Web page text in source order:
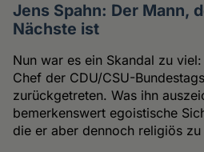
Jens Spahn: Der Mann,
Nächste ist
Nun war es ein Skandal zu
Chef der CDU/CSU-
zurückgetreten. Was ihn
bemerkenswert egoistische
die er aber dennoch religiös